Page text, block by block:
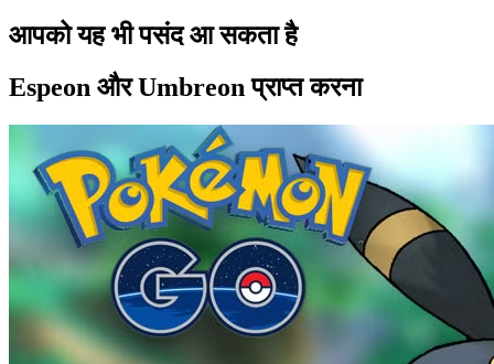
आपको यह भी पसंद आ सकता है
Espeon और Umbreon प्राप्त करना